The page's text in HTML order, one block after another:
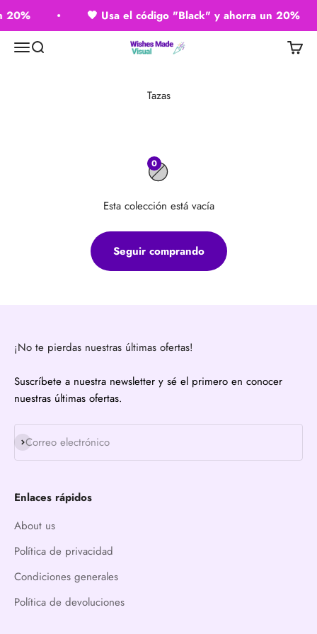
Ir al contenido
20% 🖤 ​​Usa el código "Black" y ahorra un 20%
MenúBuscar Wishes Made Visual Carrito
0
Esta colección está vacía
Seguir comprando
¡No te pierdas nuestras últimas ofertas!
Suscríbete a nuestra newsletter y sé el primero en conocer
nuestras últimas ofertas.
Correo electrónico
Suscribirse
Enlaces rápidos
About us
Política de privacidad
Condiciones generales
Política de devoluciones